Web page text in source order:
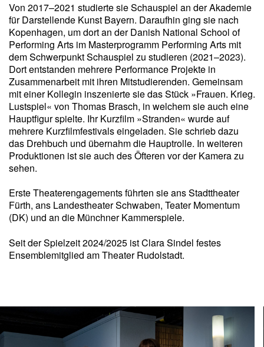
Von 2017–2021 studierte sie Schauspiel an der Akademie
für Darstellende Kunst Bayern. Daraufhin ging sie nach
Kopenhagen, um dort an der Danish National School of
Performing Arts im Masterprogramm Performing Arts mit
dem Schwerpunkt Schauspiel zu studieren (2021–2023).
Dort entstanden mehrere Performance Projekte in
Zusammenarbeit mit ihren Mitstudierenden. Gemeinsam
mit einer Kollegin inszenierte sie das Stück »Frauen. Krieg.
Lustspiel« von Thomas Brasch, in welchem sie auch eine
Hauptfigur spielte. Ihr Kurzfilm »Stranden« wurde auf
mehrere Kurzfilmfestivals eingeladen. Sie schrieb dazu
das Drehbuch und übernahm die Hauptrolle. In weiteren
Produktionen ist sie auch des Öfteren vor der Kamera zu
sehen.
Erste Theaterengagements führten sie ans Stadttheater
Fürth, ans Landestheater Schwaben, Teater Momentum
(DK) und an die Münchner Kammerspiele.
Seit der Spielzeit 2024/2025 ist Clara Sindel festes
Ensemblemitglied am Theater Rudolstadt.